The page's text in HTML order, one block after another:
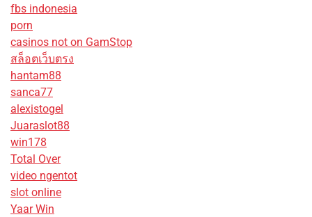
fbs indonesia
porn
casinos not on GamStop
สล็อตเว็บตรง
hantam88
sanca77
alexistogel
Juaraslot88
win178
Total Over
video ngentot
slot online
Yaar Win